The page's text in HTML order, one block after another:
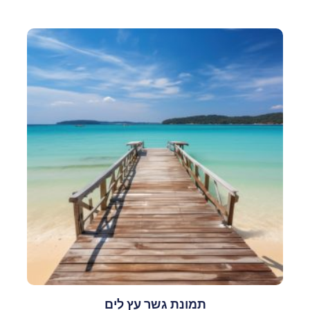
תמונת גשר עץ לים